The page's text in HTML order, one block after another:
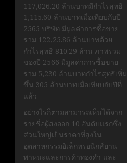
117,026.20 ล้านบาทมีกำไรสุทธิ
1,115.60 ล้านบาทเมื่อเทียบกับปี
2565 บริษัท มีมูลค่าการซื้อขาย
รวม 122,25.86 ล้านบาทด้วย
กำไรสุทธิ 810.29 ล้าน ภาพรวม
ของปี 2566 มีมูลค่าการซื้อขาย
รวม 5,230 ล้านบาทกำไรสุทธิเพิ่ม
ขึ้น 305 ล้านบาทเมื่อเทียบกับปีที่
แล้ว
อย่างไรก็ตามสามารถเห็นได้จาก
รายชื่อผู้ส่งออก 10 อันดับแรกซึ่ง
ส่วนใหญ่เป็นราคาที่สูงใน
อุตสาหกรรมอิเล็กทรอนิกส์ยาน
พาหนะและการค้าทองคำ และ